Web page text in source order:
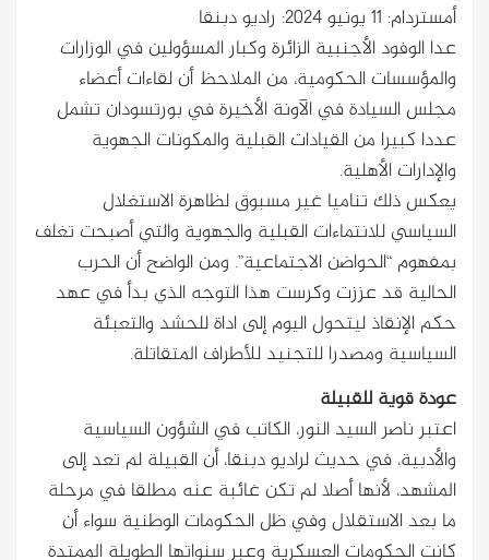
أمستردام: 11 يونيو 2024: راديو دبنقا
عدا الوفود الأجنبية الزائرة وكبار المسؤولين في الوزارات
والمؤسسات الحكومية، من الملاحظ أن لقاءات أعضاء
مجلس السيادة في الآونة الأخيرة في بورتسودان تشمل
عددا كبيرا من القيادات القبلية والمكونات الجهوية
والإدارات الأهلية.
يعكس ذلك تناميا غير مسبوق لظاهرة الاستغلال
السياسي للانتماءات القبلية والجهوية والتي أصبحت تغلف
بمفهوم “الحواضن الاجتماعية”. ومن الواضح أن الحرب
الحالية قد عززت وكرست هذا التوجه الذي بدأ في عهد
حكم الإنقاذ ليتحول اليوم إلى اداة للحشد والتعبئة
السياسية ومصدرا للتجنيد للأطراف المتقاتلة.
عودة قوية للقبيلة
اعتبر ناصر السيد النور، الكاتب في الشؤون السياسية
والأدبية، في حديث لراديو دبنقا، أن القبيلة لم تعد إلى
المشهد، لأنها أصلا لم تكن غائبة عنه مطلقا في مرحلة
ما بعد الاستقلال وفي ظل الحكومات الوطنية سواء أن
كانت الحكومات العسكرية وعبر سنواتها الطويلة الممتدة